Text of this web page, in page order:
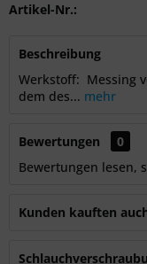
Artikel-Nr.:
Beschreibung
Werkstoff: Messing
dem des... mehr
Bewertungen
0
Bewertungen lesen,
Kunden kauften